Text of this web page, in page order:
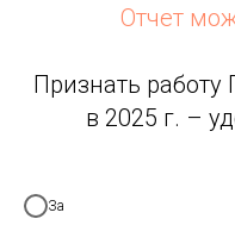
Отчет
Признать
в 2025 г. –
За